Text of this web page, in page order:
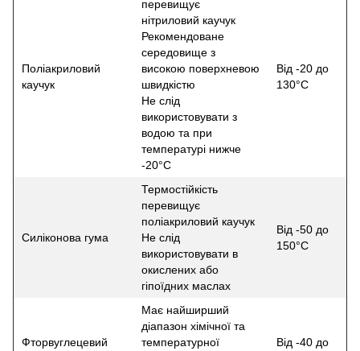
Поліакриловий
каучук
перевищує
нітриловий каучук
Рекомендоване
середовище з
високою поверхневою
швидкістю
Не слід
використовувати з
водою та при
температурі нижче
-20°С
Від -20 до
130°С
Силіконова гума
Термостійкість
перевищує
поліакриловий каучук
Не слід
використовувати в
окислених або
гіпоїдних маслах
Від -50 до
150°С
Фторвуглецевий
Має найширший
діапазон хімічної та
температурної
Від -40 до